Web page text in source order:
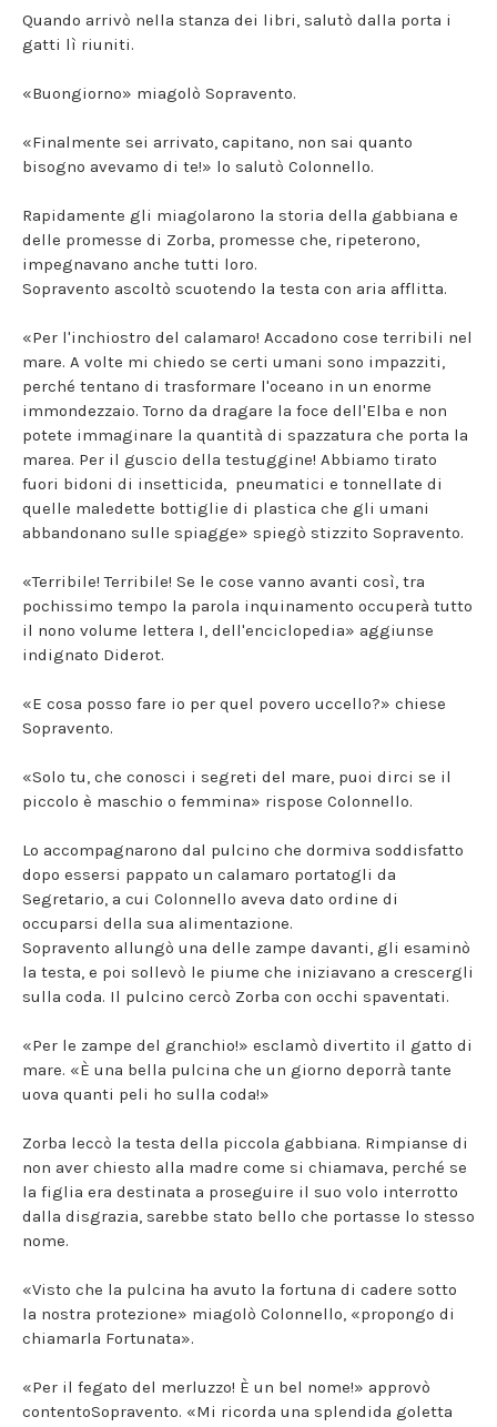
Quando arrivò nella stanza dei libri, salutò dalla porta i
gatti lì riuniti.
«Buongiorno» miagolò Sopravento.
«Finalmente sei arrivato, capitano, non sai quanto
bisogno avevamo di te!» lo salutò Colonnello.
Rapidamente gli miagolarono la storia della gabbiana e
delle promesse di Zorba, promesse che, ripeterono,
impegnavano anche tutti loro.
Sopravento ascoltò scuotendo la testa con aria afflitta.
«Per l'inchiostro del calamaro! Accadono cose terribili nel
mare. A volte mi chiedo se certi umani sono impazziti,
perché tentano di trasformare l'oceano in un enorme
immondezzaio. Torno da dragare la foce dell'Elba e non
potete immaginare la quantità di spazzatura che porta la
marea. Per il guscio della testuggine! Abbiamo tirato
fuori bidoni di insetticida, pneumatici e tonnellate di
quelle maledette bottiglie di plastica che gli umani
abbandonano sulle spiagge» spiegò stizzito Sopravento.
«Terribile! Terribile! Se le cose vanno avanti così, tra
pochissimo tempo la parola inquinamento occuperà tutto
il nono volume lettera I, dell'enciclopedia» aggiunse
indignato Diderot.
«E cosa posso fare io per quel povero uccello?» chiese
Sopravento.
«Solo tu, che conosci i segreti del mare, puoi dirci se il
piccolo è maschio o femmina» rispose Colonnello.
Lo accompagnarono dal pulcino che dormiva soddisfatto
dopo essersi pappato un calamaro portatogli da
Segretario, a cui Colonnello aveva dato ordine di
occuparsi della sua alimentazione.
Sopravento allungò una delle zampe davanti, gli esaminò
la testa, e poi sollevò le piume che iniziavano a crescergli
sulla coda. Il pulcino cercò Zorba con occhi spaventati.
«Per le zampe del granchio!» esclamò divertito il gatto di
mare. «È una bella pulcina che un giorno deporrà tante
uova quanti peli ho sulla coda!»
Zorba leccò la testa della piccola gabbiana. Rimpianse di
non aver chiesto alla madre come si chiamava, perché se
la figlia era destinata a proseguire il suo volo interrotto
dalla disgrazia, sarebbe stato bello che portasse lo stesso
nome.
«Visto che la pulcina ha avuto la fortuna di cadere sotto
la nostra protezione» miagolò Colonnello, «propongo di
chiamarla Fortunata».
«Per il fegato del merluzzo! È un bel nome!» approvò
contentoSopravento. «Mi ricorda una splendida goletta